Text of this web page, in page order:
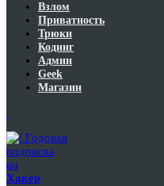
Взлом
Приватность
Трюки
Кодинг
Админ
Geek
Магазин
Годовая
подписка
на
Хакер